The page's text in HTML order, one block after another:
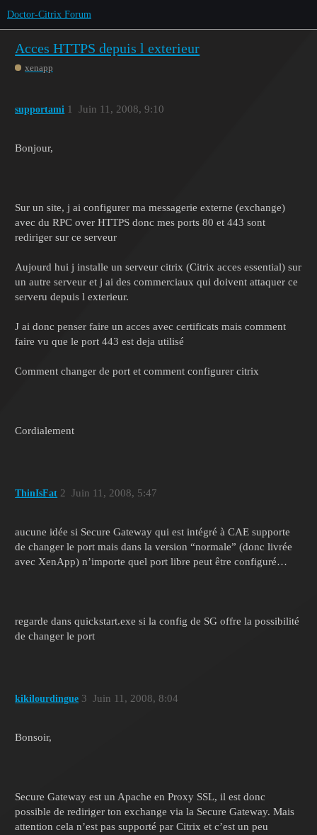
Doctor-Citrix Forum
Acces HTTPS depuis l exterieur
xenapp
supportami Juin 11, 2008, 9:10
1
Bonjour,
Sur un site, j ai configurer ma messagerie externe (exchange)
avec du RPC over HTTPS donc mes ports 80 et 443 sont
rediriger sur ce serveur
Aujourd hui j installe un serveur citrix (Citrix acces essential) sur
un autre serveur et j ai des commerciaux qui doivent attaquer ce
serveru depuis l exterieur.
J ai donc penser faire un acces avec certificats mais comment
faire vu que le port 443 est deja utilisé
Comment changer de port et comment configurer citrix
Cordialement
ThinIsFat Juin 11, 2008, 5:47
2
aucune idée si Secure Gateway qui est intégré à CAE supporte
de changer le port mais dans la version “normale” (donc livrée
avec XenApp) n’importe quel port libre peut être configuré…
regarde dans quickstart.exe si la config de SG offre la possibilité
de changer le port
kikilourdingue Juin 11, 2008, 8:04
3
Bonsoir,
Secure Gateway est un Apache en Proxy SSL, il est donc
possible de rediriger ton exchange via la Secure Gateway. Mais
attention cela n’est pas supporté par Citrix et c’est un peu